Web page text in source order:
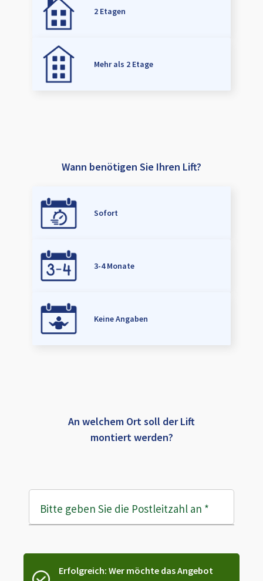
2 Etagen
Mehr als 2 Etage
Wann benötigen Sie Ihren Lift?
Sofort
3-4 Monate
Keine Angaben
An welchem Ort soll der Lift
montiert werden?
Bitte geben Sie die Postleitzahl an *
Erfolgreich: Wer möchte das Angebot